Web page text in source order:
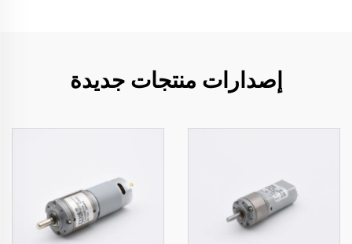
إصدارات منتجات جديدة